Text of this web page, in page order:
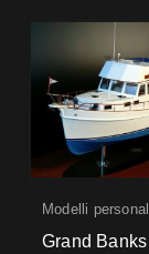
Modelli
Grand